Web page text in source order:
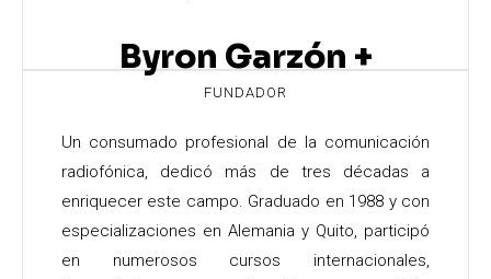
Byron Garzón +
FUNDADOR
Un consumado profesional de la comunicación
radiofónica, dedicó más de tres décadas a
enriquecer este campo. Graduado en 1988 y con
especializaciones en Alemania y Quito, participó
en numerosos cursos internacionales,